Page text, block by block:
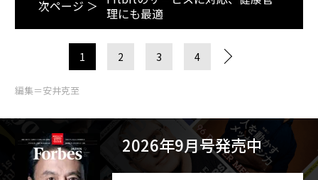
次ページ ＞ 理にも最適
1 2 3 4
編集＝安井克至
2026年9月号発売中